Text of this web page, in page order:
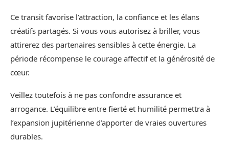
Ce transit favorise l’attraction, la confiance et les élans
créatifs partagés. Si vous vous autorisez à briller, vous
attirerez des partenaires sensibles à cette énergie. La
période récompense le courage affectif et la générosité de
cœur.
Veillez toutefois à ne pas confondre assurance et
arrogance. L’équilibre entre fierté et humilité permettra à
l’expansion jupitérienne d’apporter de vraies ouvertures
durables.